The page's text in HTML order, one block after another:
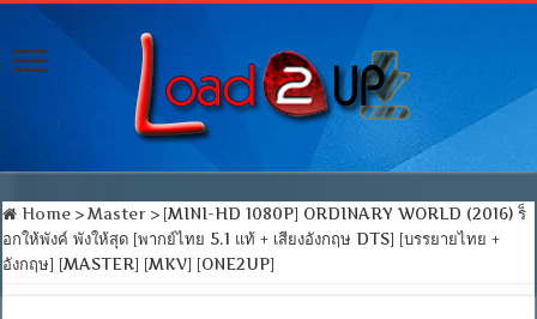
Home > Master > [MINI-HD 1080P] ORDINARY WORLD (2016) ร็
อกให้พังค์ พังให้สุด [พากย์ไทย 5.1 แท้ + เสียงอังกฤษ DTS] [บรรยายไทย +
อังกฤษ] [MASTER] [MKV] [ONE2UP]